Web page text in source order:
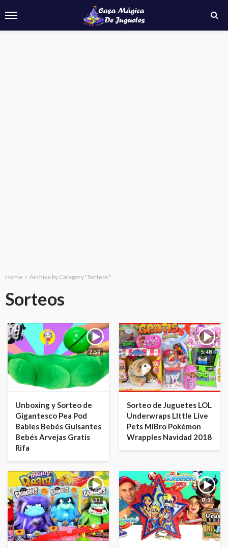
Home Archive by Category "Sorteos"
Sorteos
7:59
Unboxing y Sorteo de
Gigantesco Pea Pod
Babies Bebés Guisantes
Bebés Arvejas Gratis
Rifa
5:48
Sorteo de Juguetes LOL
Underwraps LIttle Live
Pets MiBro Pokémon
Wrapples Navidad 2018
6:33 17:21